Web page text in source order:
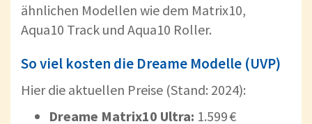
ähnlichen Modellen wie dem Matrix10,
Aqua10 Track und Aqua10 Roller.
So viel kosten die Dreame Modelle (UVP)
Hier die aktuellen Preise (Stand: 2024):
Dreame Matrix10 Ultra: 1.599 €